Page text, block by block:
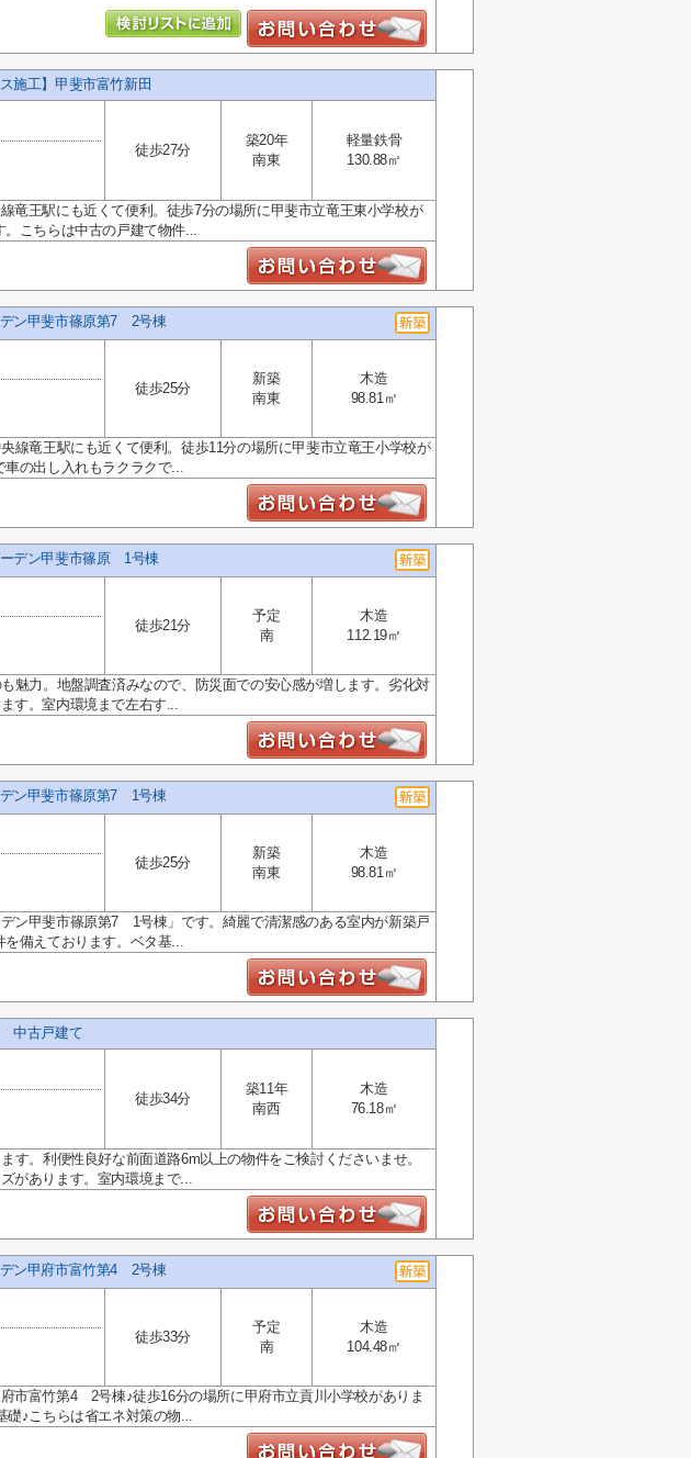
施工】甲斐市富竹新田
徒歩27分
築20年
南東
軽量鉄骨
130.88㎡
竜王駅にも近くて便利。徒歩7分の場所に甲斐市立竜王東小学校が
こちらは中古の戸建て物件...
ン甲斐市篠原第7 2号棟
徒歩25分
新築
南東
木造
98.81㎡
線竜王駅にも近くて便利。徒歩11分の場所に甲斐市立竜王小学校が
の出し入れもラクラクで...
デン甲斐市篠原 1号棟
徒歩21分
予定
南
木造
112.19㎡
魅力。地盤調査済みなので、防災面での安心感が増します。劣化対
す。室内環境まで左右す...
ン甲斐市篠原第7 1号棟
徒歩25分
新築
南東
木造
98.81㎡
ン甲斐市篠原第7 1号棟」です。綺麗で清潔感のある室内が新築戸
備えております。ベタ基...
中古戸建て
徒歩34分
築11年
南西
木造
76.18㎡
す。利便性良好な前面道路6m以上の物件をご検討くださいませ。
があります。室内環境まで...
ン甲府市富竹第4 2号棟
徒歩33分
予定
南
木造
104.48㎡
市富竹第4 2号棟♪徒歩16分の場所に甲府市立貢川小学校がありま
礎♪こちらは省エネ対策の物...